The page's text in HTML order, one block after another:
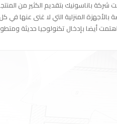
شركة باناسونيك بتقديم الكثير من
بالأجهزة المنزلية التي لا غنى عنها في
أيضا بإدخال تكنولوجيا حديثة